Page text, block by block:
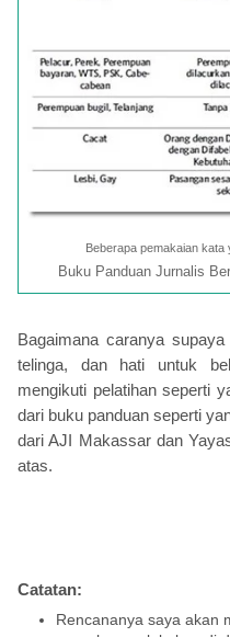
Beberapa pemakaian
Buku Panduan Jurnalis
Bagaimana caranya supaya
telinga, dan hati untuk
mengikuti pelatihan seperti
dari buku panduan seperti
dari AJI Makassar dan
atas.
Catatan:
Rencananya saya akan